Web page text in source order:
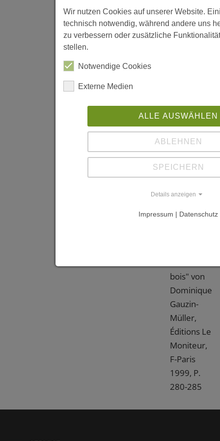
Anton
Pustet, A-
Salzburg/
2005, S.
90-91
"Centre
parroissial
Sankt-
bois" von
Dominique
Gauzin-
Müller,
Éditions Le
Moniteur,
F-Paris
1999, P.
280-285
Wir nutzen Cookies auf unserer Website.
technisch notwendig, während andere uns
zu verbessern oder zusätzliche
stellen.
Notwendige Cookies
Externe Medien
ALLE AUSWÄHLEN
ABLEHNEN
SPEICHERN
Details anzeigen
Impressum | Datenschutz